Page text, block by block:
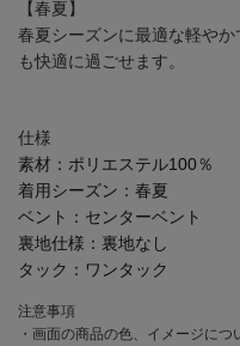
【春夏】
春夏シーズンに最適な軽や
も快適に過ごせます。
仕様
素材： ポリエステル100％
着用シーズン： 春夏
ベント： センターベント
裏地仕様： 裏地なし
タック： ワンタック
注意事項
・画面の商品の色、イメージに